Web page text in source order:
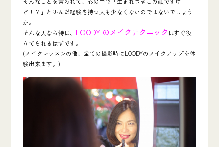
ど！？」と叫んだ経験を持つ人も少なくないのではないでしょう
か。
そんな人なら特に、 LOODY のメイクテクニック はすぐ役
立てられるはずです。
(メイクレッスンの他、全ての撮影時にLOODYのメイクアップを体
験出来ます。)